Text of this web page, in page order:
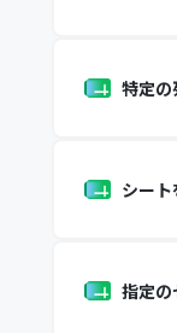
特定の
シー
指定の